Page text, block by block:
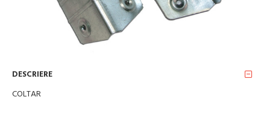
DESCRIERE
COLTAR